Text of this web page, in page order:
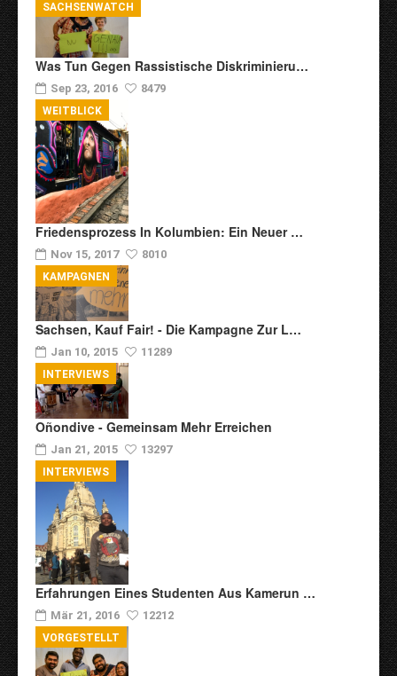
Was Tun Gegen Rassistische Diskriminieru…
Sep 23, 2016 8479
SACHSENWATCH
Friedensprozess In Kolumbien: Ein Neuer …
Nov 15, 2017 8010
WEITBLICK
Sachsen, Kauf Fair! - Die Kampagne Zur L…
Jan 10, 2015 11289
KAMPAGNEN
Oñondive - Gemeinsam Mehr Erreichen
Jan 21, 2015 13297
INTERVIEWS
Erfahrungen Eines Studenten Aus Kamerun …
Mär 21, 2016 12212
INTERVIEWS
VORGESTELLT